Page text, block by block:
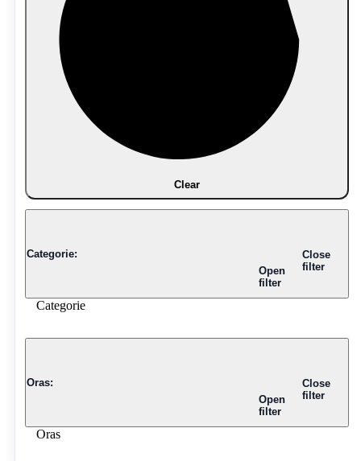
Clear
Categorie:
Open
filter
Close
filter
Categorie
Oras:
Open
filter
Close
filter
Oras